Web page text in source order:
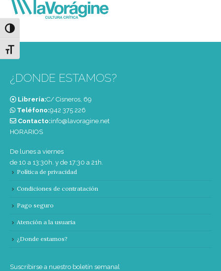
Alternar alto contraste
Alternar tamaño de letra
¿DONDE ESTAMOS?
Librería:C/ Cisneros, 69
Teléfono:‭942 375 226‬
Contacto:info@lavoragine.net
HORARIOS
De lunes a viernes
de 10 a 13:30h. y de 17:30 a 21h.
Política de privacidad
Condiciones de contratación
Pago seguro
Atención a la usuaria
¿Donde estamos?
Suscribirse a nuestro boletín semanal